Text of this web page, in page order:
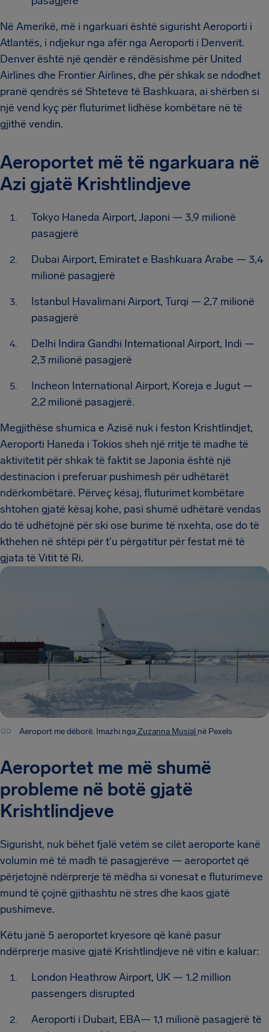
Në Amerikë, më i ngarkuari është sigurisht Aeroporti i
Atlantës, i ndjekur nga afër nga Aeroporti i Denverit.
Denver është një qendër e rëndësishme për United
Airlines dhe Frontier Airlines, dhe për shkak se ndodhet
pranë qendrës së Shteteve të Bashkuara, ai shërben si
një vend kyç për fluturimet lidhëse kombëtare në të
gjithë vendin.
Aeroportet më të ngarkuara në
Azi gjatë Krishtlindjeve
Tokyo Haneda Airport, Japoni — 3,9 milionë
pasagjerë
Dubai Airport, Emiratet e Bashkuara Arabe — 3,4
milionë pasagjerë
Istanbul Havalimani Airport, Turqi — 2,7 milionë
pasagjerë
Delhi Indira Gandhi International Airport, Indi —
2,3 milionë pasagjerë
Incheon International Airport, Koreja e Jugut —
2,2 milionë pasagjerë.
Megjithëse shumica e Azisë nuk i feston Krishtlindjet,
Aeroporti Haneda i Tokios sheh një rritje të madhe të
aktivitetit për shkak të faktit se Japonia është një
destinacion i preferuar pushimesh për udhëtarët
ndërkombëtarë. Përveç kësaj, fluturimet kombëtare
shtohen gjatë kësaj kohe, pasi shumë udhëtarë vendas
do të udhëtojnë për ski ose burime të nxehta, ose do të
kthehen në shtëpi për t'u përgatitur për festat më të
gjata të Vitit të Ri.
Aeroport me dëborë. Imazhi ngaZuzanna Musial në Pexels
Aeroportet me më shumë
probleme në botë gjatë
Krishtlindjeve
Sigurisht, nuk bëhet fjalë vetëm se cilët aeroporte kanë
volumin më të madh të pasagjerëve — aeroportet që
përjetojnë ndërprerje të mëdha si vonesat e fluturimeve
mund të çojnë gjithashtu në stres dhe kaos gjatë
pushimeve.
Këtu janë 5 aeroportet kryesore që kanë pasur
ndërprerje masive gjatë Krishtlindjeve në vitin e kaluar:
London Heathrow Airport, UK — 1.2 million
passengers disrupted
Aeroporti i Dubait, EBA— 1,1 milionë pasagjerë të